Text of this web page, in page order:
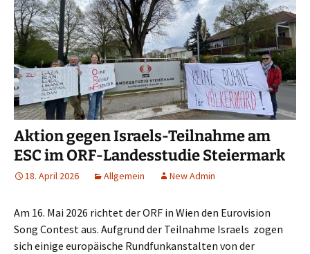
Aktion gegen Israels-Teilnahme am
ESC im ORF-Landesstudie Steiermark
18. April 2026 Allgemein New Admin
Am 16. Mai 2026 richtet der ORF in Wien den Eurovision
Song Contest aus. Aufgrund der Teilnahme Israels zogen
sich einige europäische Rundfunkanstalten von der